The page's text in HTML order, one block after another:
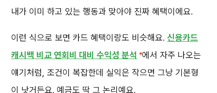
내가 이미 하고 있는 행동과 맞아야 진짜 혜택이에요.
이런 식으로 보면 카드 혜택이랑도 비슷해요. 신용카드
캐시백 비교 연회비 대비 수익성 분석
에서 자주 나오는
얘기처럼, 조건이 복잡한데 실익은 작으면 그냥 기본형
이 낫거든요. 예금도 딱 그 논리예요.